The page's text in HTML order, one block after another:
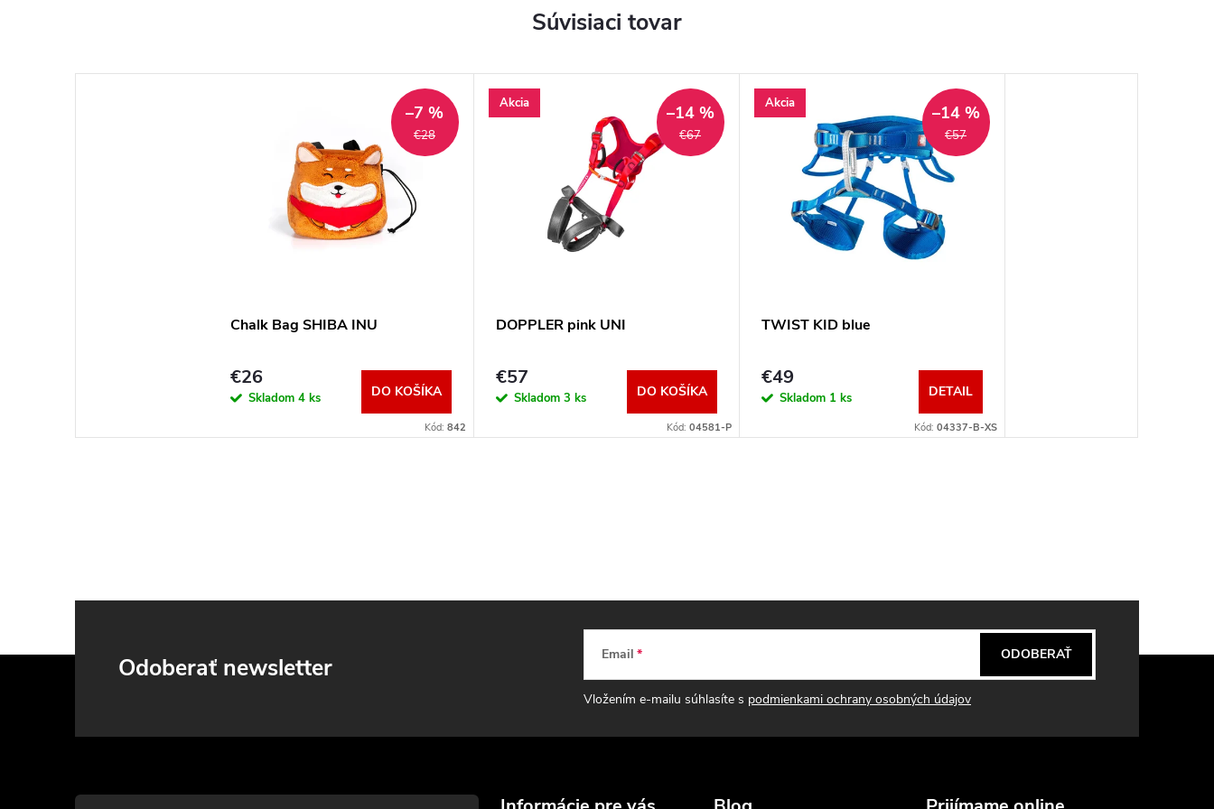
Súvisiaci tovar
€28
–7 %
Chalk Bag SHIBA INU
€26
Skladom 4 ks DO KOŠÍKA
Kód: 842
Akcia
€67
–14 %
DOPPLER pink UNI
€57
Skladom 3 ks DO KOŠÍKA
Kód: 04581-P
Akcia
€57
–14 %
TWIST KID blue
€49
Skladom 1 ks DETAIL
Kód: 04337-B-XS
Odoberať newsletter Email
Vložením e-mailu súhlasíte s podmienkami ochrany osobných údajov
ODOBERAŤ